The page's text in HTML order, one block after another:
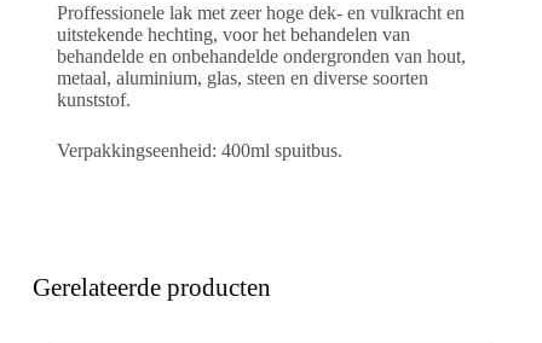
Proffessionele lak met zeer hoge dek- en vulkracht en
uitstekende hechting, voor het behandelen van
behandelde en onbehandelde ondergronden van hout,
metaal, aluminium, glas, steen en diverse soorten
kunststof.
Verpakkingseenheid: 400ml spuitbus.
Gerelateerde producten